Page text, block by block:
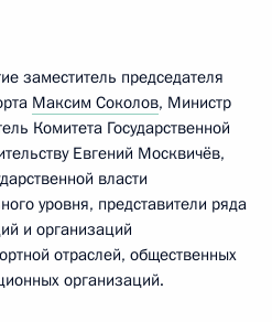
заместитель председателя
Максим Соколов, Министр
Комитета Государственной
Евгений Москвичёв,
власти
уровня, представители ряда
и организаций
отраслей, общественных
организаций.